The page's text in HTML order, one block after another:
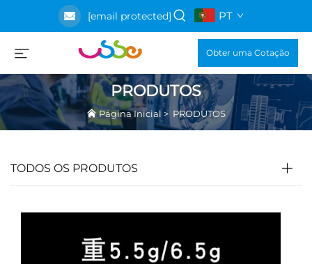
[email protected] PT
Obter uma Cotação
PRODUTOS
Página Inicial> PRODUTOS
TODOS OS PRODUTOS